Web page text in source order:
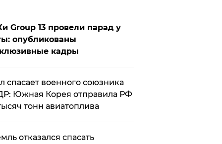
Group 13 провели парад у
опубликованы
кадры
спасает военного союзника
Южная Корея отправила РФ
тонн авиатоплива
отказался спасать